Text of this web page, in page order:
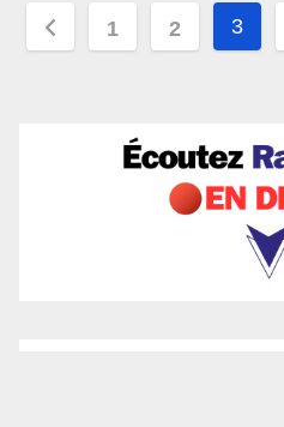
Pagination
publications
1 2 3